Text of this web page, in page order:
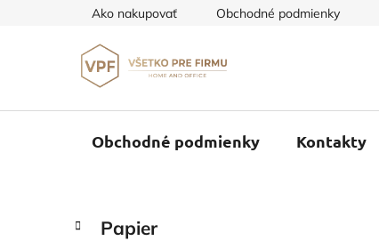
Ako nakupovať Obchodné podmienky
Obchodné podmienky Kontakty
B
kategórie
K
a
Papier